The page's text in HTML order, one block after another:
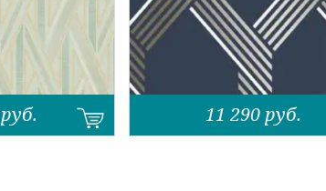
руб. 11 290 руб.